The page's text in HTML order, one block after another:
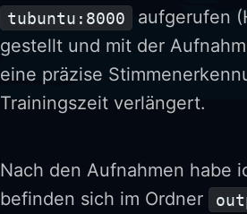
tubuntu:8000
aufgerufen
gestellt und mit der
eine präzise
Trainingszeit verlängert.
Nach den Aufnahmen habe
befinden sich im Ordner